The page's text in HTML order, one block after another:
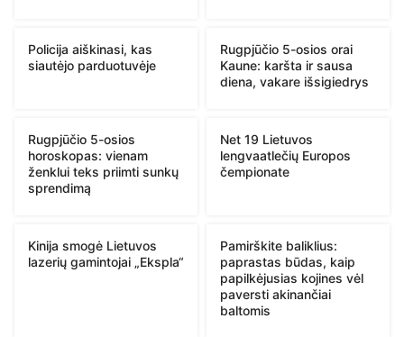
Policija aiškinasi, kas
siautėjo parduotuvėje
Rugpjūčio 5-osios orai
Kaune: karšta ir sausa
diena, vakare išsigiedrys
Rugpjūčio 5-osios
horoskopas: vienam
ženklui teks priimti sunkų
sprendimą
Net 19 Lietuvos
lengvaatlečių Europos
čempionate
Kinija smogė Lietuvos
lazerių gamintojai „Ekspla“
Pamirškite baliklius:
paprastas būdas, kaip
papilkėjusias kojines vėl
paversti akinančiai
baltomis